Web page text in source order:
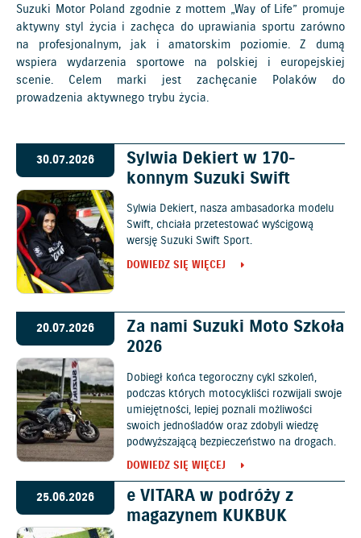
Suzuki Motor Poland zgodnie z mottem „Way of Life” promuje
aktywny styl życia i zachęca do uprawiania sportu zarówno
na profesjonalnym, jak i amatorskim poziomie. Z dumą
wspiera wydarzenia sportowe na polskiej i europejskiej
scenie. Celem marki jest zachęcanie Polaków do
prowadzenia aktywnego trybu życia.
30.07.2026
Sylwia Dekiert w 170-
konnym Suzuki Swift
Sylwia Dekiert, nasza ambasadorka modelu
Swift, chciała przetestować wyścigową
wersję Suzuki Swift Sport.
DOWIEDZ SIĘ WIĘCEJ
20.07.2026
Za nami Suzuki Moto Szkoła
2026
Dobiegł końca tegoroczny cykl szkoleń,
podczas których motocykliści rozwijali swoje
umiejętności, lepiej poznali możliwości
swoich jednośladów oraz zdobyli wiedzę
podwyższającą bezpieczeństwo na drogach.
DOWIEDZ SIĘ WIĘCEJ
25.06.2026
e VITARA w podróży z
magazynem KUKBUK